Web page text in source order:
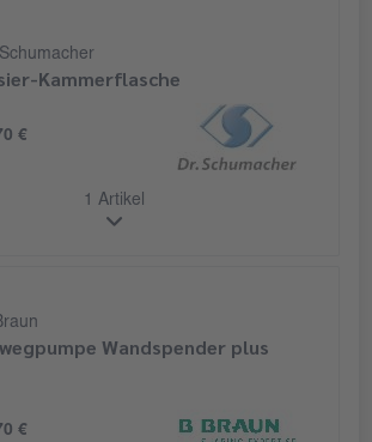
Kammerflasche
€
1 Artikel
Wandspender plus
€